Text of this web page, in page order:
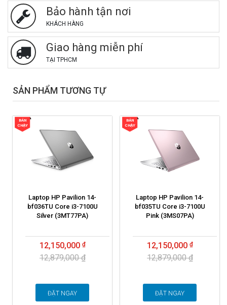
Bảo hành tận nơi
KHÁCH HÀNG
Giao hàng miễn phí
TẠI TPHCM
SẢN PHẨM TƯƠNG TỰ
BÁN
CHẠY
Laptop HP Pavilion 14-
bf036TU Core i3-7100U
Silver (3MT77PA)
12,150,000
12,879,000 ₫
ĐẶT NGAY
BÁN
CHẠY
Laptop HP Pavilion 14-
bf035TU Core i3-7100U
Pink (3MS07PA)
12,150,000
12,879,000 ₫
ĐẶT NGAY